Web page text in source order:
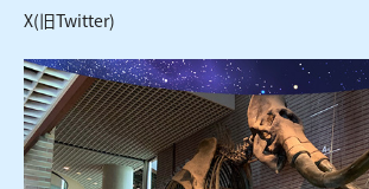
X(旧Twitter)